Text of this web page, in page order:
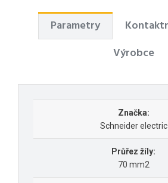
Parametry
Výrobce
Značka:
Schneider electric
Průřez žíly:
70 mm2